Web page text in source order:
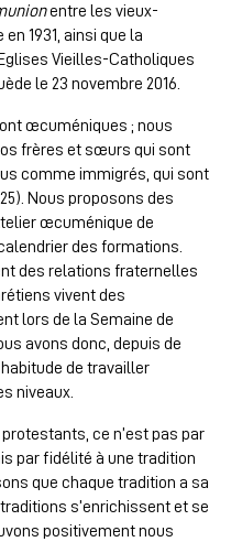
entre les vieux-
1931, ainsi que la
Vieilles-Catholiques
le 23 novembre 2016.
œcuméniques ; nous
frères et sœurs qui sont
comme immigrés, qui sont
Nous proposons des
œcuménique de
des formations.
des relations fraternelles
vivent des
lors de la Semaine de
avons donc, depuis de
de travailler
niveaux.
ce n’est pas par
par fidélité à une tradition
que chaque tradition a sa
s’enrichissent et se
positivement nous